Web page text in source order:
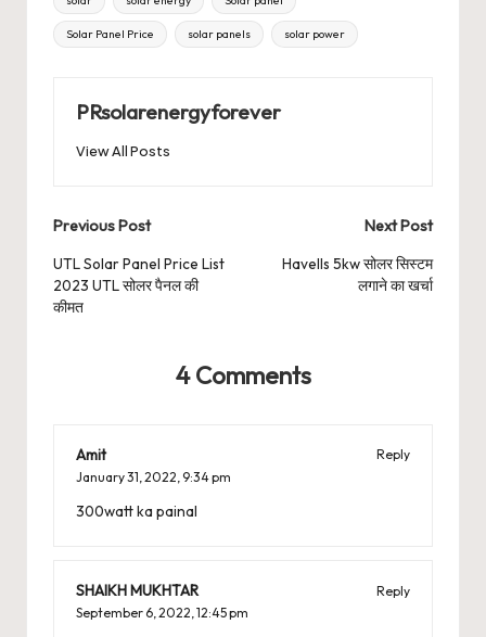
Solar Panel Price solar panels solar power
PRsolarenergyforever
View All Posts
Post
Previous Post
UTL Solar Panel Price List
2023 UTL सोलर पैनल की
कीमत
Next Post
Havells 5kw सोलर सिस्टम
लगाने का खर्चा
4 Comments
Amit
Reply
January 31, 2022, 9:34 pm
300watt ka painal
SHAIKH MUKHTAR
Reply
September 6, 2022,12:45 pm